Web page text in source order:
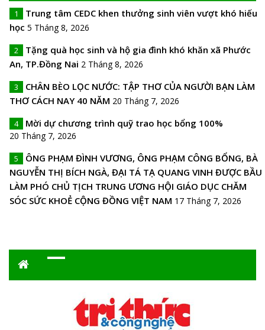
1
Trung tâm CEDC khen thưởng sinh viên vượt khó hiếu
học 5 Tháng 8, 2026
2
Tặng quà học sinh và hộ gia đình khó khăn xã Phước
An, TP.Đồng Nai 2 Tháng 8, 2026
3
CHÂN BÈO LỌC NƯỚC: TẬP THƠ CỦA NGƯỜI BẠN LÀM
THƠ CÁCH NAY 40 NĂM 20 Tháng 7, 2026
4 Mời dự chương trình quỹ trao học bổng 100%
20 Tháng 7, 2026
5
ÔNG PHẠM ĐÌNH VƯƠNG, ÔNG PHẠM CÔNG BỔNG, BÀ
NGUYỄN THỊ BÍCH NGÀ, ĐẠI TÁ TẠ QUANG VINH ĐƯỢC BẦU
LÀM PHÓ CHỦ TỊCH TRUNG ƯƠNG HỘI GIÁO DỤC CHĂM
SÓC SỨC KHOẺ CỘNG ĐỒNG VIỆT NAM 17 Tháng 7, 2026